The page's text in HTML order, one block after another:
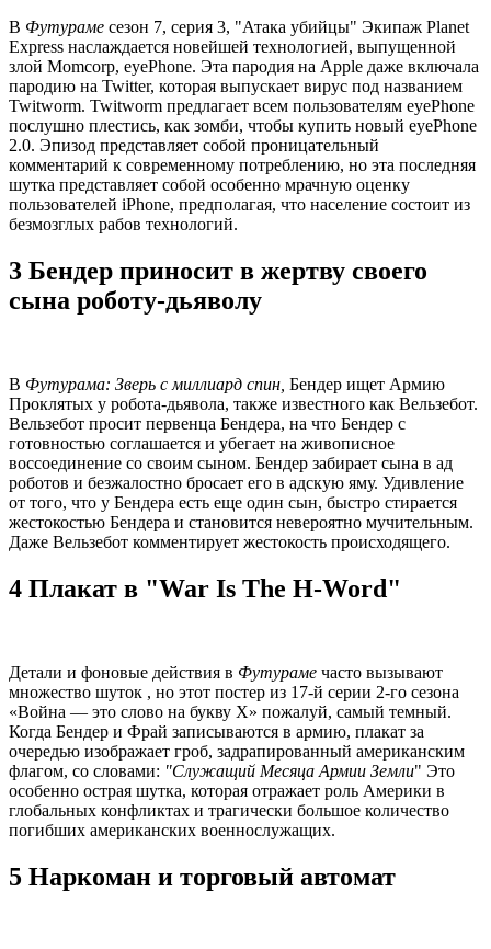
В Футураме сезон 7, серия 3, "Атака убийцы" Экипаж Planet
Express наслаждается новейшей технологией, выпущенной
злой Momcorp, eyePhone. Эта пародия на Apple даже включала
пародию на Twitter, которая выпускает вирус под названием
Twitworm. Twitworm предлагает всем пользователям eyePhone
послушно плестись, как зомби, чтобы купить новый eyePhone
2.0. Эпизод представляет собой проницательный
комментарий к современному потреблению, но эта последняя
шутка представляет собой особенно мрачную оценку
пользователей iPhone, предполагая, что население состоит из
безмозглых рабов технологий.
3 Бендер приносит в жертву своего
сына роботу-дьяволу
В Футурама: Зверь с миллиард спин, Бендер ищет Армию
Проклятых у робота-дьявола, также известного как Вельзебот.
Вельзебот просит первенца Бендера, на что Бендер с
готовностью соглашается и убегает на живописное
воссоединение со своим сыном. Бендер забирает сына в ад
роботов и безжалостно бросает его в адскую яму. Удивление
от того, что у Бендера есть еще один сын, быстро стирается
жестокостью Бендера и становится невероятно мучительным.
Даже Вельзебот комментирует жестокость происходящего.
4 Плакат в "War Is The H-Word"
Детали и фоновые действия в Футураме часто вызывают
множество шуток , но этот постер из 17-й серии 2-го сезона
«Война — это слово на букву Х» пожалуй, самый темный.
Когда Бендер и Фрай записываются в армию, плакат за
очередью изображает гроб, задрапированный американским
флагом, со словами: "Служащий Месяца Армии Земли" Это
особенно острая шутка, которая отражает роль Америки в
глобальных конфликтах и ​​трагически большое количество
погибших американских военнослужащих.
5 Наркоман и торговый автомат